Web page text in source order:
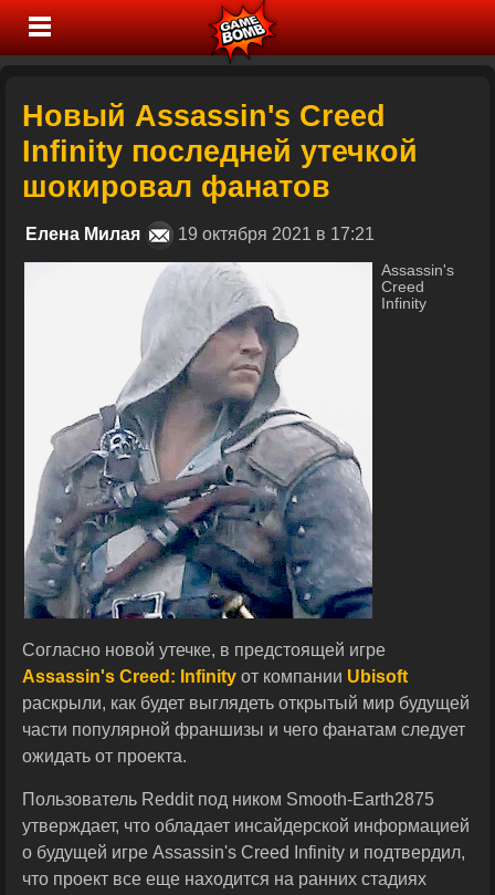
Новый Assassin's Creed
Infinity последней утечкой
шокировал фанатов
Елена Милая 19 октября 2021 в 17:21
Assassin's
Creed
Infinity
Согласно новой утечке, в предстоящей игре
Assassin's Creed: Infinity от компании Ubisoft
раскрыли, как будет выглядеть открытый мир будущей
части популярной франшизы и чего фанатам следует
ожидать от проекта.
Пользователь Reddit под ником Smooth-Earth2875
утверждает, что обладает инсайдерской информацией
о будущей игре Assassin's Creed Infinity и подтвердил,
что проект все еще находится на ранних стадиях